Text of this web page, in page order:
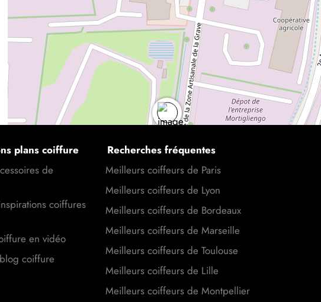
plans coiffure
de
coiffures
en vidéo
coiffure
Recherches fréquentes
Meilleurs coiffeurs de Paris
Meilleurs coiffeurs de Lyon
Meilleurs coiffeurs de Bordeaux
Meilleurs coiffeurs de Marseille
Meilleurs coiffeurs de Toulouse
Meilleurs coiffeurs de Lille
Meilleurs coiffeurs de Montpellier